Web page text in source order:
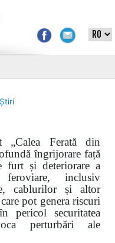
„Calea Ferată din
îngrijorare față
furt și deteriorare a
feroviare, inclusiv
cablurilor și altor
pot genera riscuri
pericol securitatea
perturbări ale